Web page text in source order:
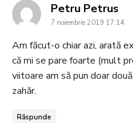
Petru Petrussays:
7 noiembrie 2019 17:14
Am făcut-o chiar azi, arată
că mi se pare foarte (mult
viitoare am să pun doar
zahăr.
Răspunde